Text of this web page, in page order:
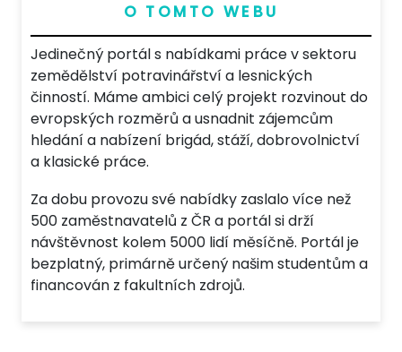
O TOMTO WEBU
Jedinečný portál s nabídkami práce v sektoru
zemědělství potravinářství a lesnických
činností. Máme ambici celý projekt rozvinout do
evropských rozměrů a usnadnit zájemcům
hledání a nabízení brigád, stáží, dobrovolnictví
a klasické práce.
Za dobu provozu své nabídky zaslalo více než
500 zaměstnavatelů z ČR a portál si drží
návštěvnost kolem 5000 lidí měsíčně. Portál je
bezplatný, primárně určený našim studentům a
financován z fakultních zdrojů.